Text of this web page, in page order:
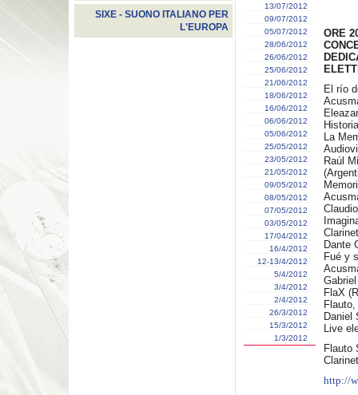
SIXE - SUONO ITALIANO PER
L'EUROPA
13/07/2012
09/07/2012
05/07/2012
28/06/2012
26/06/2012
25/06/2012
21/06/2012
18/06/2012
16/06/2012
06/06/2012
05/06/2012
25/05/2012
23/05/2012
21/05/2012
09/05/2012
08/05/2012
07/05/2012
03/05/2012
17/04/2012
16/4/2012
12-13/4/2012
5/4/2012
3/4/2012
2/4/2012
26/3/2012
15/3/2012
1/3/2012
ORE
El río
La
Raúl
Dante
Fué y
FlaX
Daniel
Live
Flauto
http://